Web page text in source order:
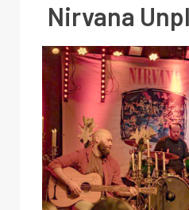
Nirvana